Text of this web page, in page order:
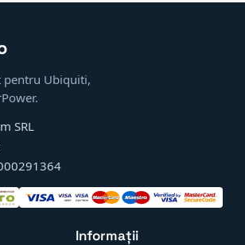
pentru Ubiquiti,
SRL
Informații